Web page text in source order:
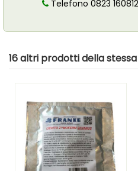
Telefono 0823
16 altri prodotti della